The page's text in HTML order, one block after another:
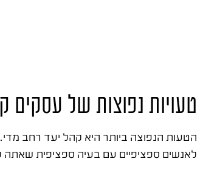
טעויות נפוצות של עסקים
הטעות הנפוצה ביותר היא קהל יעד רחב מדי. "גברים ונשים, 18-65, ישראל" – זה
לאנשים ספציפיים עם בעיה ספציפית שאתה